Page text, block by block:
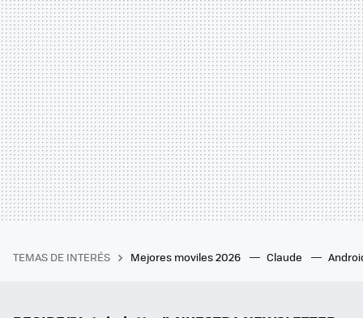
TEMAS DE INTERÉS Mejores moviles 2026 Claude